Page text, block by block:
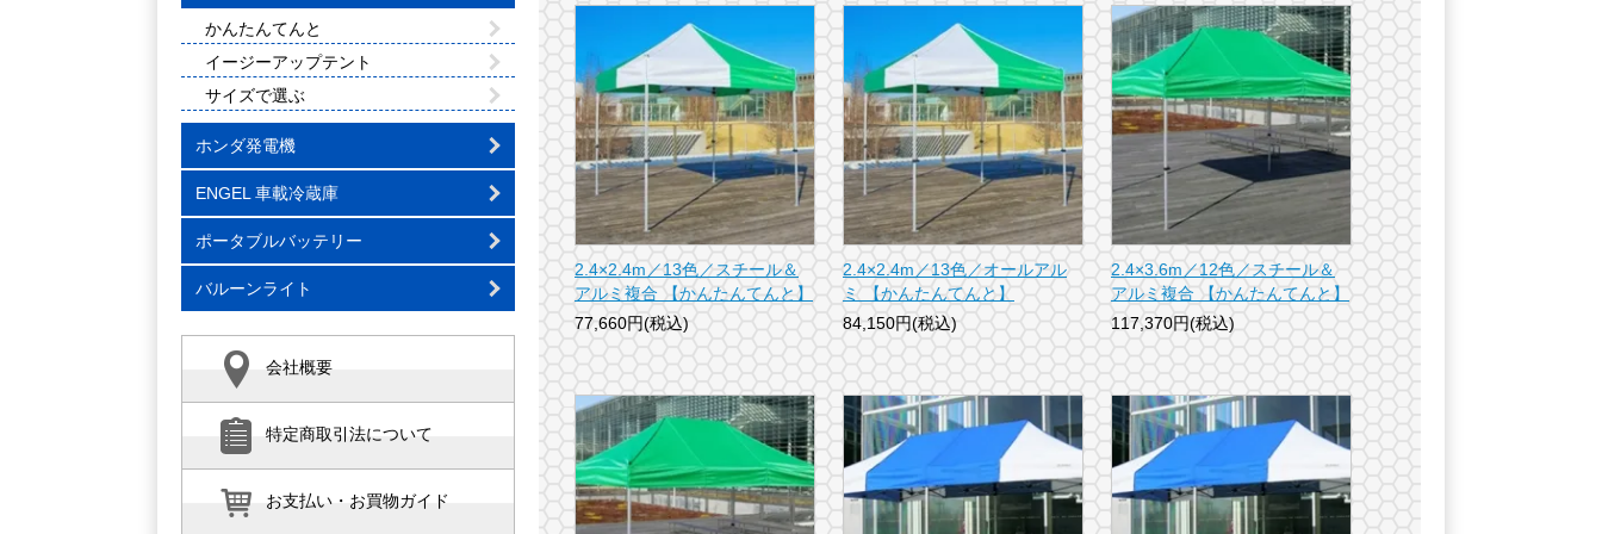
2.4×2.4m／13色／スチール＆
アルミ複合 【かんたんてんと】
77,660円(税込)
2.4×2.4m／13色／オールアル
ミ 【かんたんてんと】
84,150円(税込)
2.4×3.6m／12色／スチール＆
アルミ複合 【かんたんてんと】
117,370円(税込)
かんたんてんと
イージーアップテント
サイズで選ぶ
ホンダ発電機
ENGEL 車載冷蔵庫
ポータブルバッテリー
バルーンライト
会社概要
特定商取引法について
お支払い・お買物ガイド